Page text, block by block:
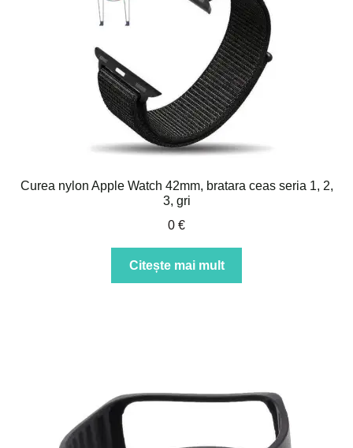
Curea nylon Apple Watch 42mm, bratara ceas seria 1, 2,
3, gri
0 €
Citește mai mult